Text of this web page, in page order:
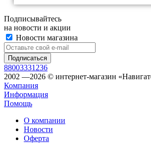
Подписывайтесь
на новости и акции
Новости магазина
88003331236
2002 —2026 © интернет-магазин
Компания
Информация
Помощь
О компании
Новости
Оферта